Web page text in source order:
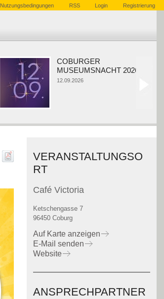
Nutzungsbedingungen RSS Login Registrierung
COBURGER
MUSEUMSNACHT 2026
12.09.2026
VERANSTALTUNGSO
RT
Café Victoria
Ketschengasse 7
96450 Coburg
Auf Karte anzeigen
E-Mail senden
Website
ANSPRECHPARTNER